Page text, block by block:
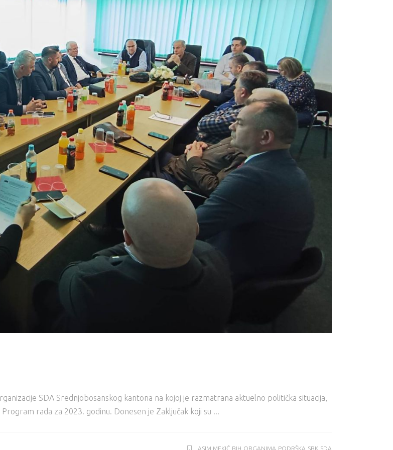
SDA Srednjobosanskog kantona na kojoj je razmatrana aktuelno politička situacija,
rada za 2023. godinu. Donesen je Zaključak koji su
ASIM MEKIĆ BIH ORGANIMA PODRŠKA SBK SDA